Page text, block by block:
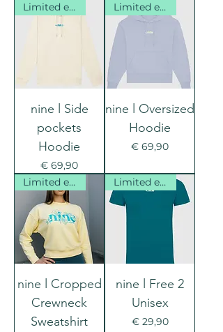
Limited edition
nine l Side
pockets
Hoodie
Prijs
€ 69,90
Limited edition
nine l Oversized
Hoodie
Prijs
€ 69,90
Limited edition
nine l Cropped
Crewneck
Sweatshirt
Limited edition
nine l Free 2
Unisex
Prijs
€ 29,90